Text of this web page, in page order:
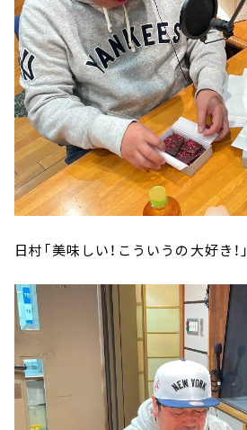
日村「美味しい！こういうの大好き！」